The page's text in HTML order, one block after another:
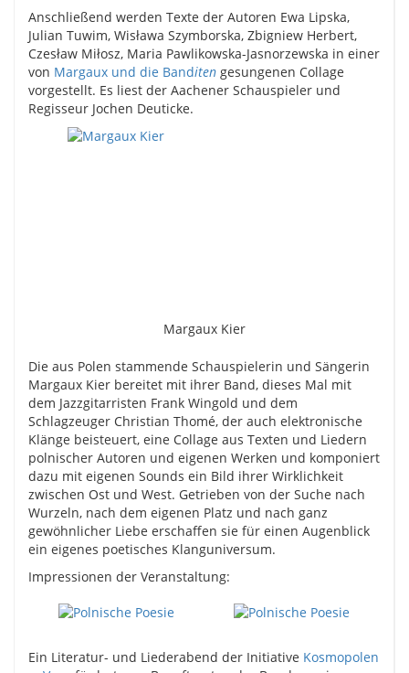
Anschließend werden Texte der Autoren Ewa Lipska,
Julian Tuwim, Wisława Szymborska, Zbigniew Herbert,
Czesław Miłosz, Maria Pawlikowska-Jasnorzewska in einer
von Margaux und die Banditen gesungenen Collage
vorgestellt. Es liest der Aachener Schauspieler und
Regisseur Jochen Deuticke.
Margaux Kier
Die aus Polen stammende Schauspielerin und Sängerin
Margaux Kier bereitet mit ihrer Band, dieses Mal mit
dem Jazzgitarristen Frank Wingold und dem
Schlagzeuger Christian Thomé, der auch elektronische
Klänge beisteuert, eine Collage aus Texten und Liedern
polnischer Autoren und eigenen Werken und komponiert
dazu mit eigenen Sounds ein Bild ihrer Wirklichkeit
zwischen Ost und West. Getrieben von der Suche nach
Wurzeln, nach dem eigenen Platz und nach ganz
gewöhnlicher Liebe erschaffen sie für einen Augenblick
ein eigenes poetisches Klanguniversum.
Impressionen der Veranstaltung:
Ein Literatur- und Liederabend der Initiative Kosmopolen